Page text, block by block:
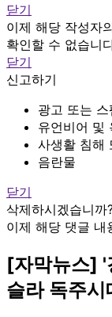
닫기
이제 해당 작성자
확인할 수 없습니
닫기
신고하기
광고 또는 스
유언비어 및
사생활 침해
음란물
닫기
삭제하시겠습니까
이제 해당 댓글 내
[자막뉴스] '
슬라 독주시